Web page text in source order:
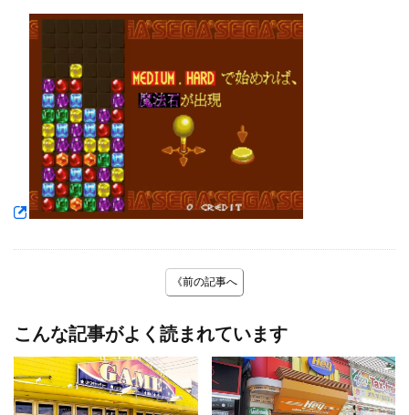
《前の記事へ
こんな記事がよく読まれています